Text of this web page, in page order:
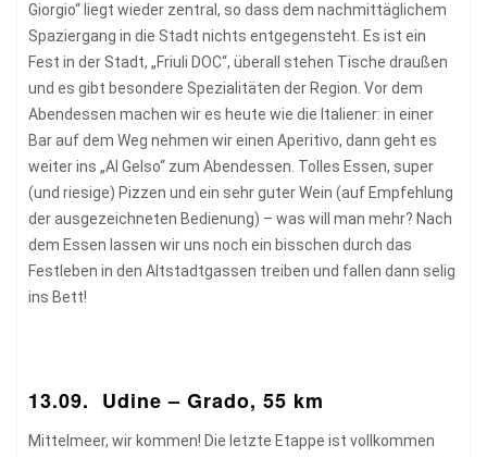
Giorgio“ liegt wieder zentral, so dass dem nachmittäglichem
Spaziergang in die Stadt nichts entgegensteht. Es ist ein
Fest in der Stadt, „Friuli DOC“, überall stehen Tische draußen
und es gibt besondere Spezialitäten der Region. Vor dem
Abendessen machen wir es heute wie die Italiener: in einer
Bar auf dem Weg nehmen wir einen Aperitivo, dann geht es
weiter ins „Al Gelso“ zum Abendessen. Tolles Essen, super
(und riesige) Pizzen und ein sehr guter Wein (auf Empfehlung
der ausgezeichneten Bedienung) – was will man mehr? Nach
dem Essen lassen wir uns noch ein bisschen durch das
Festleben in den Altstadtgassen treiben und fallen dann selig
ins Bett!
13.09. Udine – Grado, 55 km
Mittelmeer, wir kommen! Die letzte Etappe ist vollkommen